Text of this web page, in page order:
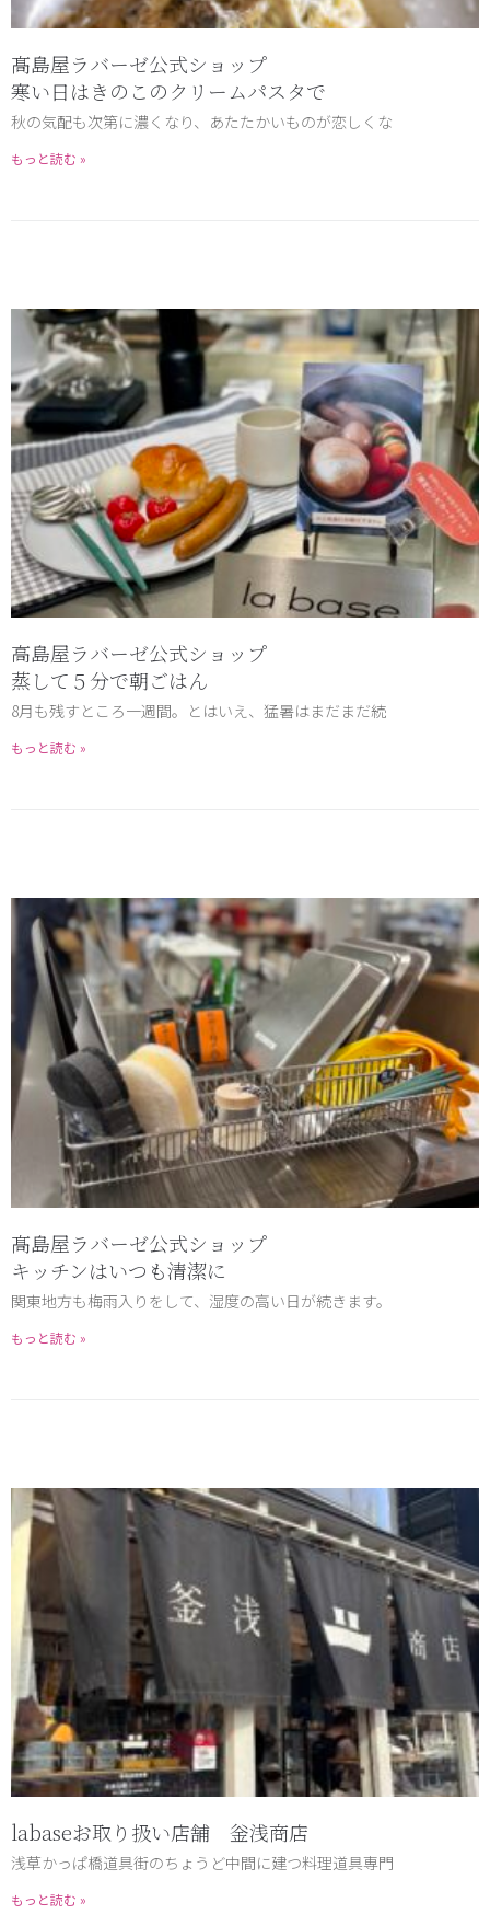
髙島屋ラバーゼ公式ショップ
寒い日はきのこのクリームパスタで
秋の気配も次第に濃くなり、あたたかいものが恋しくな
もっと読む »
高島屋ラバーゼ公式ショップ
蒸して５分で朝ごはん
8月も残すところ一週間。とはいえ、猛暑はまだまだ続
もっと読む »
髙島屋ラバーゼ公式ショップ
キッチンはいつも清潔に
関東地方も梅雨入りをして、湿度の高い日が続きます。
もっと読む »
labaseお取り扱い店舗 釡浅商店
浅草かっぱ橋道具街のちょうど中間に建つ料理道具専門
もっと読む »